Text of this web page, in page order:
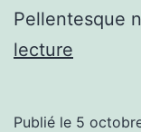
Pellentesque
lecture
Publié le 5